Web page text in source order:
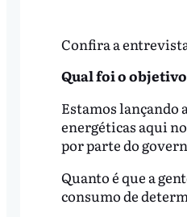
Confira a
Qual foi o
Estamos lançando
energéticas aqui
por parte do
Quanto é que a
consumo de